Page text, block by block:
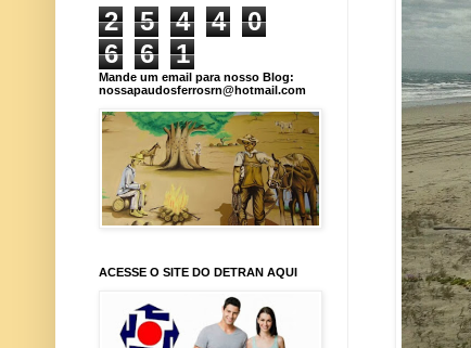
2 5 4 4
0
6
6 1
Mande um email para nosso Blog:
nossapaudosferrosrn@hotmail.com
ACESSE O SITE DO DETRAN AQUI